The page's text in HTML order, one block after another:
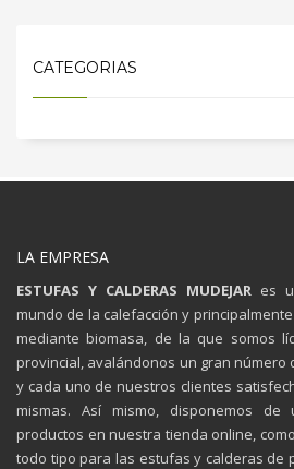
CATEGORIAS
LA EMPRESA
ESTUFAS Y CALDERAS MUDEJAR es
mundo de la calefacción y
mediante biomasa, de la que somos
provincial, avalándonos un gran número
y cada uno de nuestros clientes
mismas. Así mismo, disponemos
productos en nuestra tienda online,
todo tipo para las estufas y calderas de